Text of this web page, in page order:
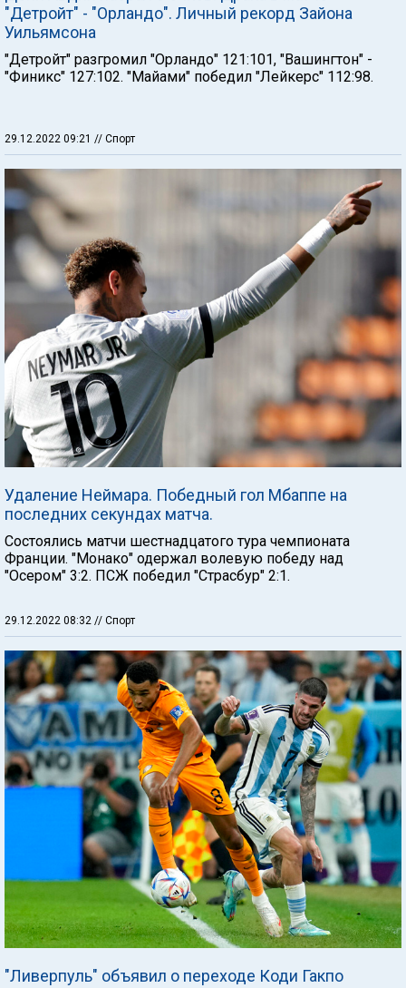
"Детройт" - "Орландо". Личный рекорд Зайона
Уильямсона
"Детройт" разгромил "Орландо" 121:101, "Вашингтон" -
"Финикс" 127:102. "Майами" победил "Лейкерс" 112:98.
29.12.2022 09:21 // Спорт
Удаление Неймара. Победный гол Мбаппе на
последних секундах матча.
Состоялись матчи шестнадцатого тура чемпионата
Франции. "Монако" одержал волевую победу над
"Осером" 3:2. ПСЖ победил "Страсбур" 2:1.
29.12.2022 08:32 // Спорт
"Ливерпуль" объявил о переходе Коди Гакпо